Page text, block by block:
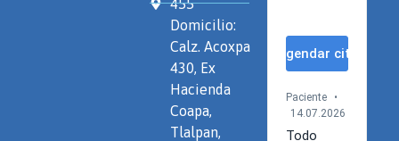
Domicilio:
Calz. Acoxpa
430, Ex
Hacienda
Coapa,
Tlalpan,